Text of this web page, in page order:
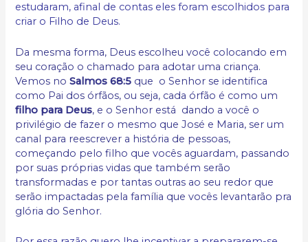
estudaram, afinal de contas eles foram escolhidos para
criar o Filho de Deus.
Da mesma forma, Deus escolheu você colocando em
seu coração o chamado para adotar uma criança.
Vemos noSalmos 68:5 que o Senhor se identifica
como Pai dos órfãos, ou seja, cada órfão é como um
filho para Deus, e o Senhor está dando a você o
privilégio de fazer o mesmo que José e Maria, ser um
canal para reescrever a história de pessoas,
começando pelo filho que vocês aguardam, passando
por suas próprias vidas que também serão
transformadas e por tantas outras ao seu redor que
serão impactadas pela família que vocês levantarão pra
glória do Senhor.